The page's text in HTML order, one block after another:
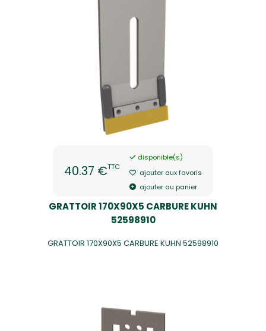
40.37 €TTC
disponible(s)
ajouter aux favoris
ajouter au panier
GRATTOIR 170X90X5 CARBURE KUHN
52598910
GRATTOIR 170X90X5 CARBURE KUHN 52598910